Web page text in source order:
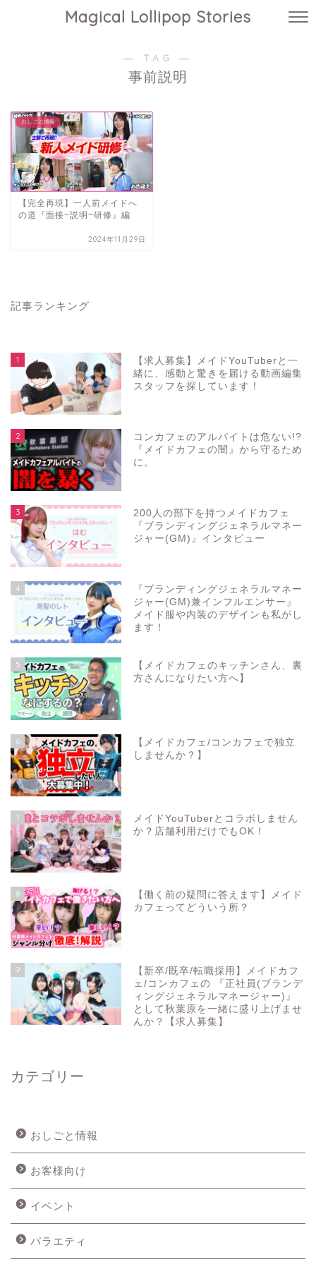
Magical Lollipop Stories
― TAG ―
事前説明
おしごと情報
【完全再現】一人前メイドへ
の道『面接~説明~研修』編
2024年11月29日
記事ランキング
1
【求人募集】メイドYouTuberと一
緒に、感動と驚きを届ける動画編集
スタッフを探しています！
2
コンカフェのアルバイトは危ない!?
『メイドカフェの闇』から守るため
に。
3
200人の部下を持つメイドカフェ
『ブランディングジェネラルマネー
ジャー(GM)』インタビュー
4
『ブランディングジェネラルマネー
ジャー(GM)兼インフルエンサー』
メイド服や内装のデザインも私がし
ます！
5
【メイドカフェのキッチンさん、裏
方さんになりたい方へ】
6
【メイドカフェ/コンカフェで独立
しませんか？】
7
メイドYouTuberとコラボしません
か？店舗利用だけでもOK！
8
【働く前の疑問に答えます】メイド
カフェってどういう所？
9
【新卒/既卒/転職採用】メイドカフ
ェ/コンカフェの 『正社員(ブランデ
ィングジェネラルマネージャー)』
として秋葉原を一緒に盛り上げませ
んか？【求人募集】
カテゴリー
おしごと情報
お客様向け
イベント
バラエティ